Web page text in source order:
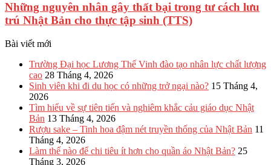
Những nguyên nhân gây thất bại trong tư cách lưu
trú Nhật Bản cho thực tập sinh (TTS)
Bài viết mới
Trường Đại học Lương Thế Vinh đào tạo nhân lực chất lượng
cao 28 Tháng 4, 2026
Sinh viên khi đi du học có những trở ngại nào? 15 Tháng 4,
2026
Tìm hiểu về sự tiên tiến và nghiêm khắc cảu giáo dục Nhật
Bản 13 Tháng 4, 2026
Rượu sake – Tinh hoa đậm nét truyền thống của Nhật Bản 11
Tháng 4, 2026
Làm thế nào để chi tiêu ít hơn cho quần áo Nhật Bản? 25
Tháng 3, 2026